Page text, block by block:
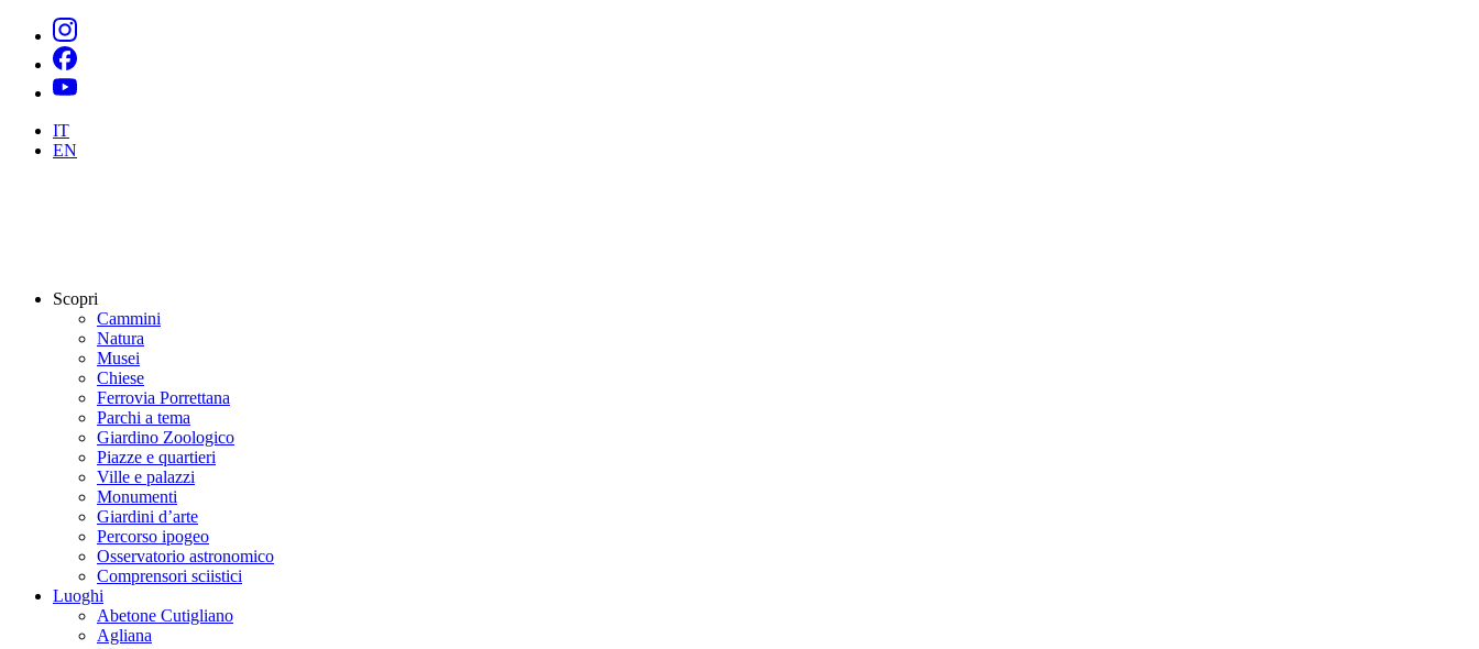
IT
EN
Scopri
Cammini
Natura
Musei
Chiese
Ferrovia Porrettana
Parchi a tema
Giardino Zoologico
Piazze e quartieri
Ville e palazzi
Monumenti
Giardini d’arte
Percorso ipogeo
Osservatorio astronomico
Comprensori sciistici
Luoghi
Abetone Cutigliano
Agliana